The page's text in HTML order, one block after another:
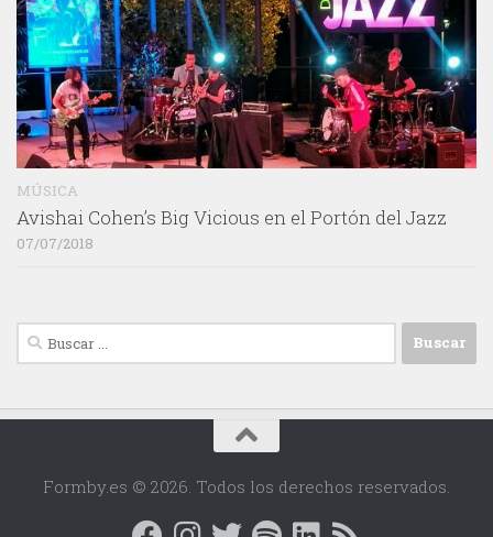
MÚSICA
Avishai Cohen’s Big Vicious en el Portón del Jazz
07/07/2018
Buscar:
Formby.es © 2026. Todos los derechos reservados.